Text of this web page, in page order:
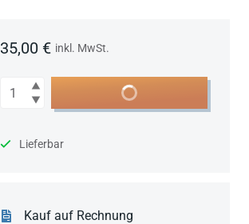
35,00 € inkl. MwSt.
Anzahl In den Warenkorb
Lieferbar
Kauf auf Rechnung